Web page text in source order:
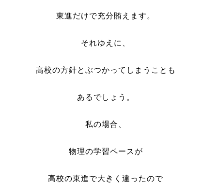
東進だけで充分賄えます。
それゆえに、
高校の方針とぶつかってしまうことも
あるでしょう。
私の場合、
物理の学習ペースが
高校の東進で大きく違ったので